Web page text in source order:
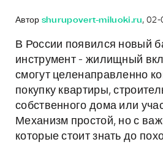
Автор shurupovert-miluoki.ru, 02-
В России появился новый
инструмент - жилищный
смогут целенаправленно
покупку квартиры,
собственного дома или
Механизм простой, но с
которые стоит знать до